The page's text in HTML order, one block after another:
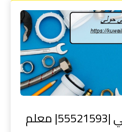
فني صحي حولي |55521593| معلم